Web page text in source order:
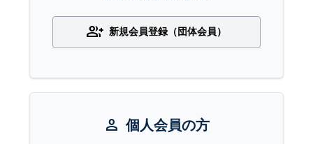
group_add 新規会員登録（団体会員）
person 個人会員の方